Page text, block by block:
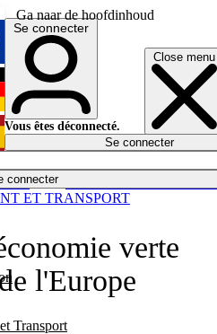
Ga naar de hoofdinhoud
Close menu
connecter
Transport
English
Deutsch
Español
Se connecter
Vous êtes déconnecté.
Se connecter
verte
l'Europe
ET TRANSPORT